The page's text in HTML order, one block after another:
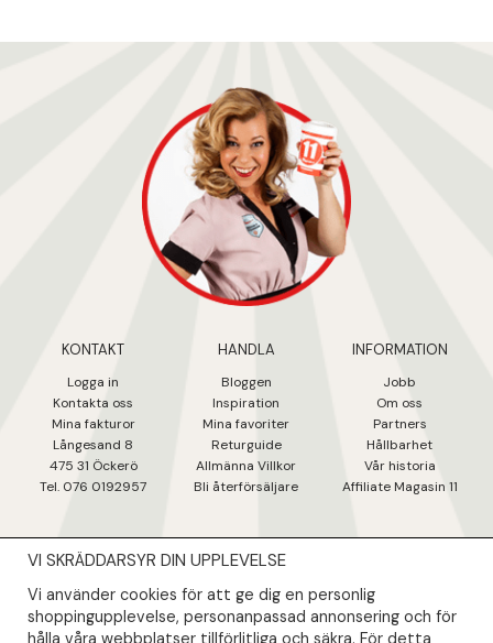
KONTAKT
Logga in
Kontakta oss
Mina fakturor
Långesand 8
475 31 Öckerö
Tel. 076 0192957
HANDLA
Bloggen
Inspiration
Mina favoriter
Returguide
Allmänna Villkor
Bli återförsäljare
INFORMATION
Jobb
Om oss
Partners
Hållbarhet
Vår historia
Affiliate Magasin 11
NYHETSBREV
Såklart skall du ta del av våra bästa erbjudanden & nyheter!
VI SKRÄDDARSYR DIN UPPLEVELSE
Vi använder cookies för att ge dig en personlig
shoppingupplevelse, personanpassad annonsering och för
hålla våra webbplatser tillförlitliga och säkra. För detta